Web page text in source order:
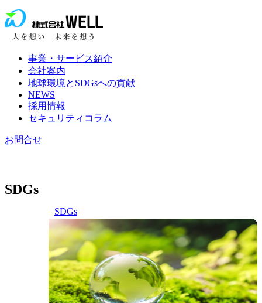
事業・サービス紹介
会社案内
地球環境とSDGsへの貢献
NEWS
採用情報
セキュリティコラム
お問合せ
SDGs
SDGs